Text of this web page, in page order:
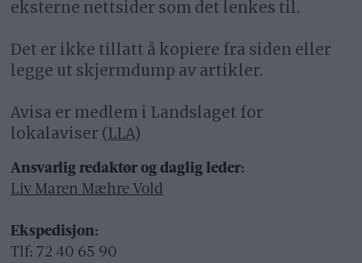
eksterne nettsider som det lenkes til.
Det er ikke tillatt å kopiere fra siden eller
legge ut skjermdump av artikler.
Avisa er medlem i Landslaget for
lokalaviser (LLA)
Ansvarlig redaktør og daglig leder:
Liv Maren Mæhre Vold
Ekspedisjon:
Tlf: 72 40 65 90